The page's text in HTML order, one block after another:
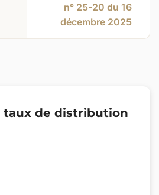
n° 25-20 du 16
décembre 2025
taux de distribution